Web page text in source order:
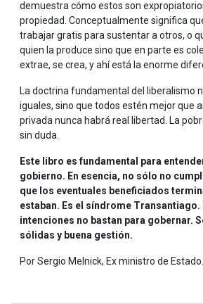
demuestra cómo estos son
propiedad. Conceptualmente significa
trabajar gratis para sustentar a otros, o
quien la produce sino que en parte es
extrae, se crea, y ahí está la enorme
La doctrina fundamental del liberalismo
iguales, sino que todos estén mejor que
privada nunca habrá real libertad. La
sin duda.
Este libro es fundamental para
gobierno. En esencia, no sólo no
que los eventuales beneficiados
estaban. Es el síndrome Transantiago.
intenciones no bastan para gobernar.
sólidas y buena gestión.
Por Sergio Melnick, Ex ministro de Estado.